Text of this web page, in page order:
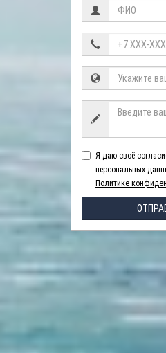
Я даю своё
персональных
Политике